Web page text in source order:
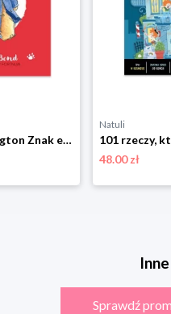
Miś zwany Paddington Znak emotikon
Natuli
48.00 zł
Sprawdź